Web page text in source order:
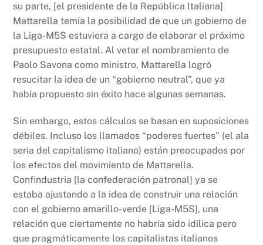
su parte, [el presidente de la República Italiana]
Mattarella temía la posibilidad de que un gobierno de
la Liga-M5S estuviera a cargo de elaborar el próximo
presupuesto estatal. Al vetar el nombramiento de
Paolo Savona como ministro, Mattarella logró
resucitar la idea de un “gobierno neutral”, que ya
había propuesto sin éxito hace algunas semanas.
Sin embargo, estos cálculos se basan en suposiciones
débiles. Incluso los llamados “poderes fuertes” (el ala
seria del capitalismo italiano) están preocupados por
los efectos del movimiento de Mattarella.
Confindustria [la confederación patronal] ya se
estaba ajustando a la idea de construir una relación
con el gobierno amarillo-verde [Liga-M5S], una
relación que ciertamente no habría sido idílica pero
que pragmáticamente los capitalistas italianos